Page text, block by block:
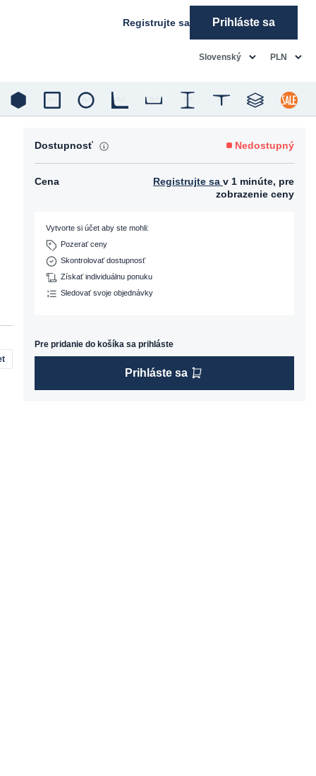
Registrujte sa Prihláste sa
Slovenský PLN
Dostupnosť Nedostupný
Cena Registrujte sa v 1 minúte, pre
zobrazenie ceny
Vytvorte si účet aby ste mohli:
Pozerať ceny
Skontrolovať dostupnosť
Získať individuálnu ponuku
Sledovať svoje objednávky
Pre pridanie do košíka sa prihláste
Prihláste sa